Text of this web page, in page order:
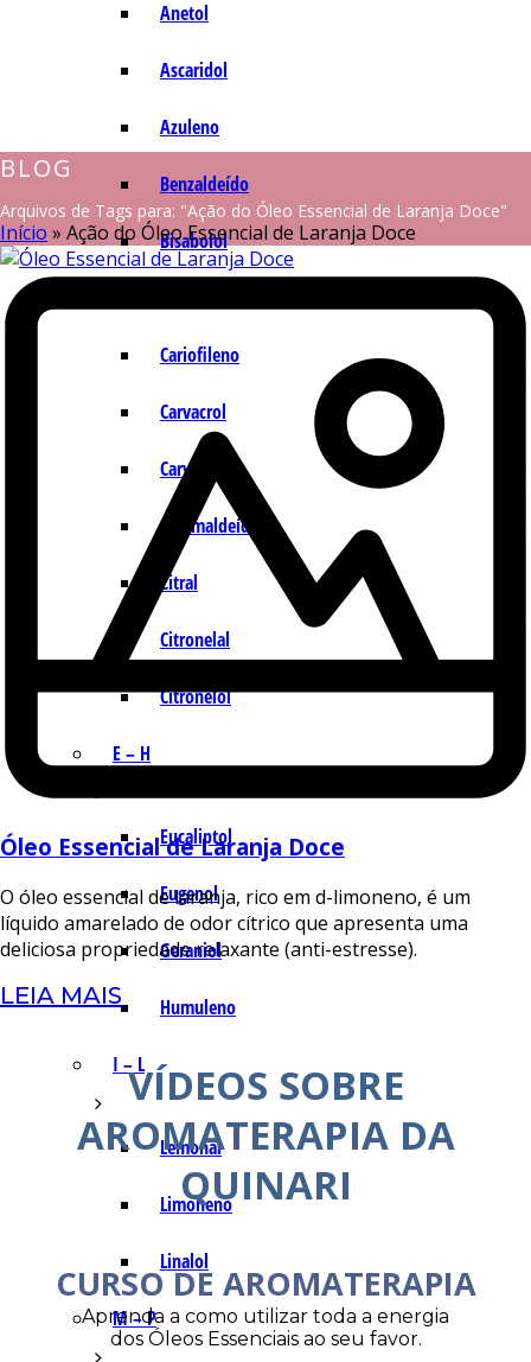
Anetol
Ascaridol
Azuleno
Benzaldeído
Bisabolol
Cariofileno
Carvacrol
Carvona
Cinamaldeído
Citral
Citronelal
Citronelol
E – H
Eucaliptol
Eugenol
Geraniol
Humuleno
I – L
Lemonal
Limoneno
Linalol
M – P
BLOG
Arquivos de Tags para: "Ação do Óleo Essencial de Laranja Doce"
Início » Ação do Óleo Essencial de Laranja Doce
Óleo Essencial de Laranja Doce
O óleo essencial de laranja, rico em d-limoneno, é um
líquido amarelado de odor cítrico que apresenta uma
deliciosa propriedade relaxante (anti-estresse).
LEIA MAIS
VÍDEOS SOBRE
AROMATERAPIA DA
QUINARI
CURSO DE AROMATERAPIA
Aprenda a como utilizar toda a energia
dos Óleos Essenciais ao seu favor.